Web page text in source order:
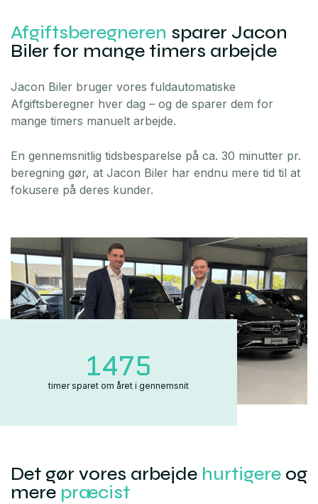
Afgiftsberegneren sparer Jacon
Biler for mange timers arbejde
Jacon Biler bruger vores fuldautomatiske
Afgiftsberegner hver dag – og de sparer dem for
mange timers manuelt arbejde.
En gennemsnitlig tidsbesparelse på ca. 30 minutter pr.
beregning gør, at Jacon Biler har endnu mere tid til at
fokusere på deres kunder.
1475
timer sparet om året i gennemsnit
Det gør vores arbejde hurtigere og
mere præcist